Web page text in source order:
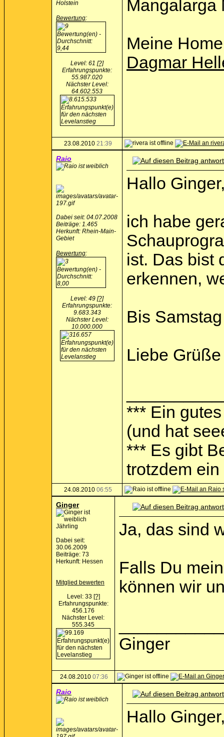
Holstein
Bewertung:
Level: 61 [?]
Erfahrungspunkte:
55.987.020
Nächster Level:
64.602.553
Mangalarga
Meine
Dagmar
23.08.2010 21:39
Raio
Dabei seit: 04.07.2008
Beiträge: 1.465
Herkunft: Rhein-Main-
Gebiet
Bewertung:
Level: 49 [?]
Erfahrungspunkte:
9.683.343
Nächster Level:
10.000.000
Hallo
ich habe
ist. Das bist
erkennen,
Bis
Liebe
*** Ein
(und hat
*** Es gibt
trotzdem
24.08.2010 06:55
Ginger
Jährling
Dabei seit:
30.06.2009
Beiträge: 73
Herkunft: Hessen
Mitglied bewerten
Level: 33 [?]
Erfahrungspunkte:
456.176
Nächster Level:
555.345
Ja, das sind
Falls Du
können wir
Ginger
24.08.2010 07:36
Raio
Hallo